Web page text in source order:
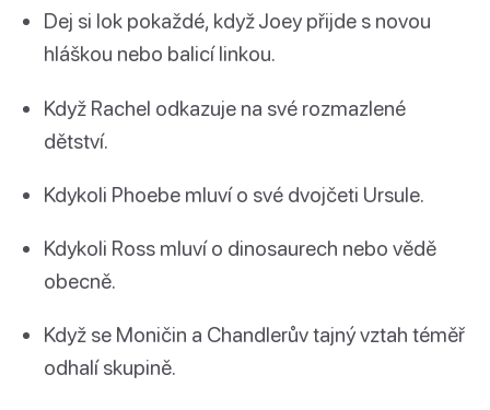
Dej si lok pokaždé, když Joey přijde s novou
hláškou nebo balicí linkou.
Když Rachel odkazuje na své rozmazlené
dětství.
Kdykoli Phoebe mluví o své dvojčeti Ursule.
Kdykoli Ross mluví o dinosaurech nebo vědě
obecně.
Když se Moničin a Chandlerův tajný vztah téměř
odhalí skupině.